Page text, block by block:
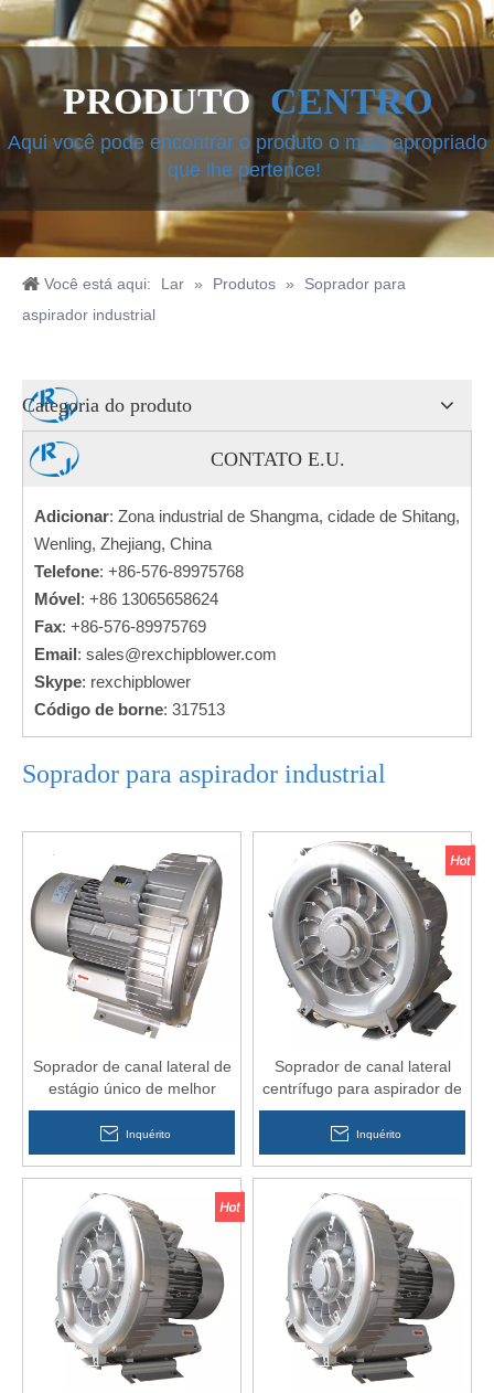
PRODUTO CENTRO
Aqui você pode encontrar o produto o mais apropriado
que lhe pertence!
Você está aqui: Lar » Produtos »
Soprador para
aspirador industrial
Categoria do produto
CONTATO E.U.
Adicionar: Zona industrial de Shangma, cidade de Shitang,
Wenling, Zhejiang, China
Telefone: +86-576-89975768
Móvel: +86 13065658624
Fax: +86-576-89975769
Email: sales@rexchipblower.com
Skype: rexchipblower
Código de borne: 317513
Soprador para aspirador industrial
Soprador de canal lateral de
estágio único de melhor
qualidade para máquina de
gravura CNC
Inquérito
Soprador de canal lateral
centrífugo para aspirador de
pó industrial
Inquérito